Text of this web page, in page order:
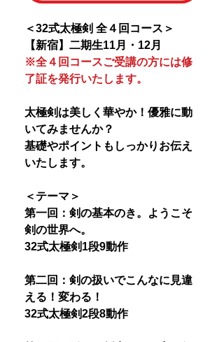
＜32式太極剣 全４回コース＞
【新宿】二期生11月・12月
※全４回コースご受講の方には修
了証を発行いたします。
太極剣は美しく華やか！優雅に動
いてみませんか？
基礎やポイントもしっかりお伝え
いたします。
＜テーマ＞
第一回：剣の基本のき。ようこそ
剣の世界へ。
32式太極剣1段9動作
第二回：剣の扱いでこんなに見違
える！変わる！
32式太極剣2段8動作